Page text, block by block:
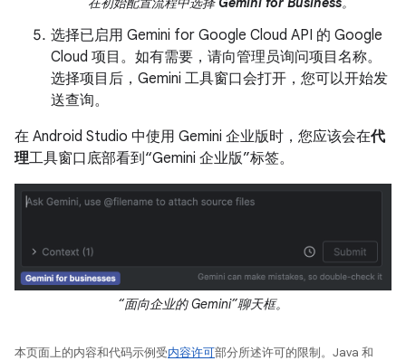
选择已启用 Gemini for Google Cloud API 的 Google
Cloud 项目。如有需要，请向管理员询问项目名称。
选择项目后，Gemini 工具窗口会打开，您可以开始发
送查询。
在 Android Studio 中使用 Gemini 企业版时，您应该会在代
理工具窗口底部看到“Gemini 企业版”标签。
“面向企业的 Gemini”聊天框。
本页面上的内容和代码示例受内容许可部分所述许可的限制。Java 和